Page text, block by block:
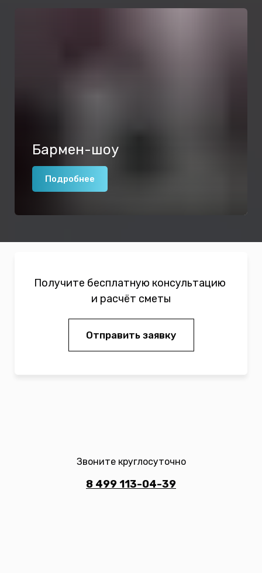
Бармен-шоу
Подробнее
Получите бесплатную консультацию
и расчёт сметы
Отправить заявку
Звоните круглосуточно
8 499 113-04-39